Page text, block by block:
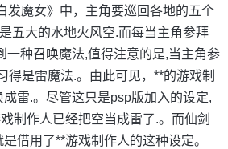
发魔女》中，主角要巡回各地的五个
五大的水地火风空.而每当主角参拜
一种召唤魔法,值得注意的是,当主角参
得是雷魔法.。由此可见，**的游戏制
雷.。尽管这只是psp版加入的设定,
制作人已经把空当成雷了.。而仙剑
借用了**游戏制作人的这种设定。